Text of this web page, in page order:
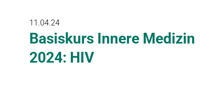
11.04.24
Basiskurs Innere Medizin
2024: HIV